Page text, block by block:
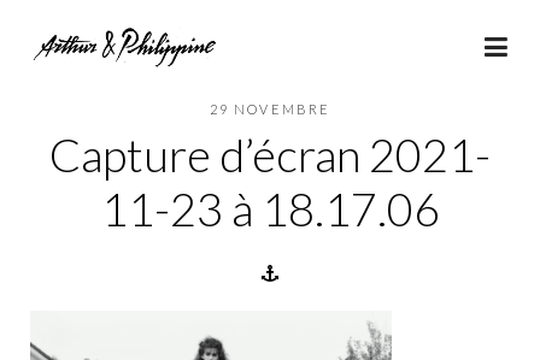
29 NOVEMBRE
Capture d’écran 2021-
11-23 à 18.17.06